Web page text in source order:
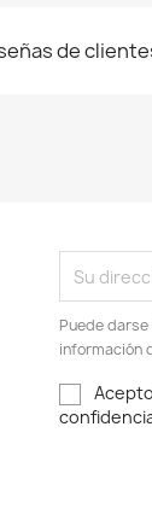
de
Puede
información